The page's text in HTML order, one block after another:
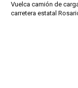
Vuelca camión de
carretera estatal